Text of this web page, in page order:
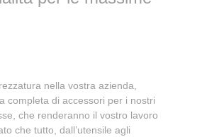
nella vostra azienda,
completa di accessori per i nostri
che renderanno il vostro lavoro
che tutto, dall’utensile agli